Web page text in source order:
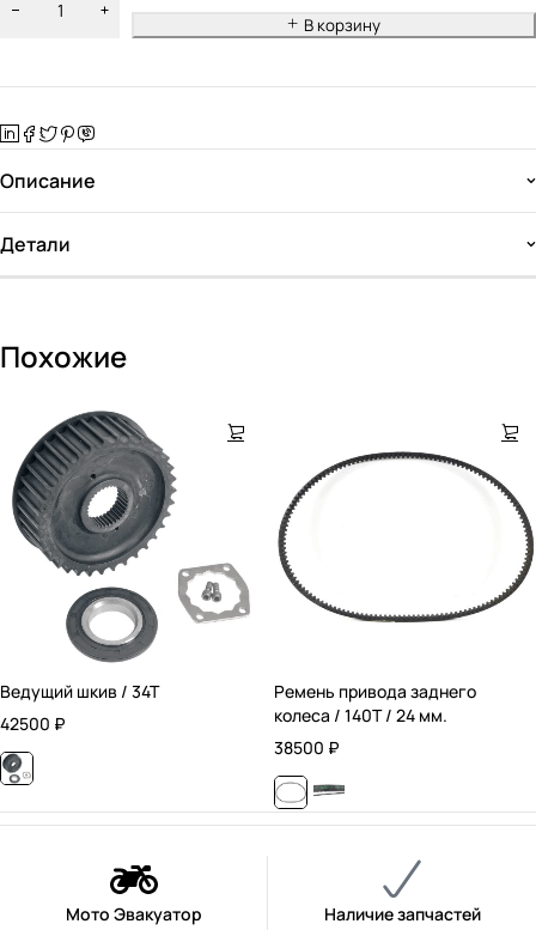
В корзину
Описание
Детали
Похожие
Ведущий шкив / 34T
42500 ₽
Ремень привода заднего
колеса / 140T / 24 мм.
38500 ₽
Мото Эвакуатор Наличие запчастей